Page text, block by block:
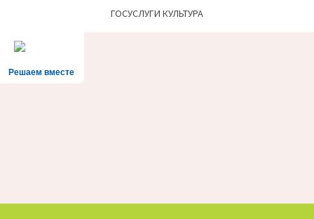
ГОСУСЛУГИ КУЛЬТУРА
Решаем вместе